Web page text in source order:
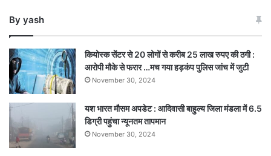
पैकेजिंग
होगा
हाईटेक
इकोसिस्टम,
भोपाल
इंदौर
निवेशकों
से
By yash
कियोस्क सेंटर से 20 लोगों से करीब 25 लाख रुपए की ठगी :
आरोपी मौके से फरार …मच गया हड़कंप पुलिस जांच में जुटी
November 30, 2024
यश भारत मौसम अपडेट : आदिवासी बाहुल्य जिला मंडला में 6.5
डिग्री पहुंचा न्यूनतम तापमान
November 30, 2024